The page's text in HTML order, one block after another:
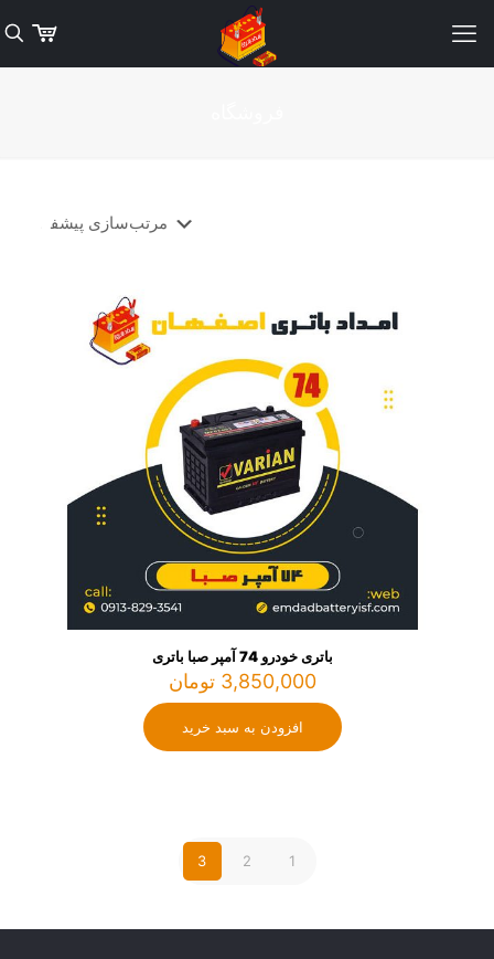
باتری خودرو 74 آمپر صبا باتری
3,850,000 تومان
افزودن به سبد خرید
1
2
3